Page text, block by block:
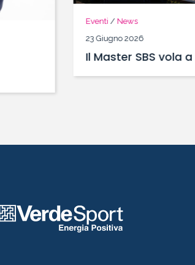
Eventi / News
23 Giugno 2026
Il Master SBS vola